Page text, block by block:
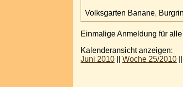
Volksgarten Banane,
Einmalige Anmeldung für
Kalenderansicht anzeigen:
Juni 2010
Woche 25/2010